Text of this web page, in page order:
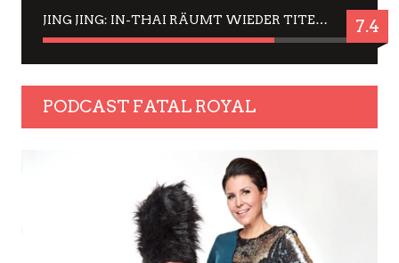
JING JING: IN-THAI RÄUMT WIEDER TITEL AB – EIN ZWEI-STUNDEN-ERLEBNISBERICHT 7.4
PODCAST FATAL ROYAL